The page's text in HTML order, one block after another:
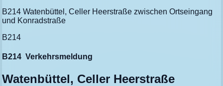
B214 Watenbüttel, Celler Heerstraße zwischen Ortseingang
und Konradstraße
B214
B214 Verkehrsmeldung
Watenbüttel, Celler Heerstraße